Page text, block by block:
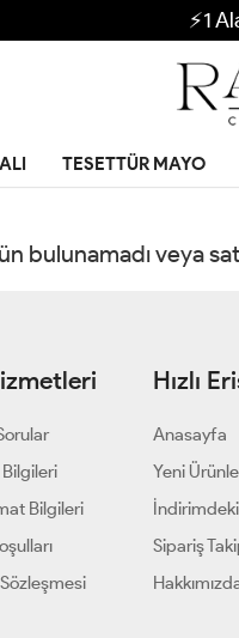
⚡1
TESETTÜR MAYO
bulunamadı veya
Bilgileri
Bilgileri
Hızlı
Anasayfa
Yeni
Sipariş